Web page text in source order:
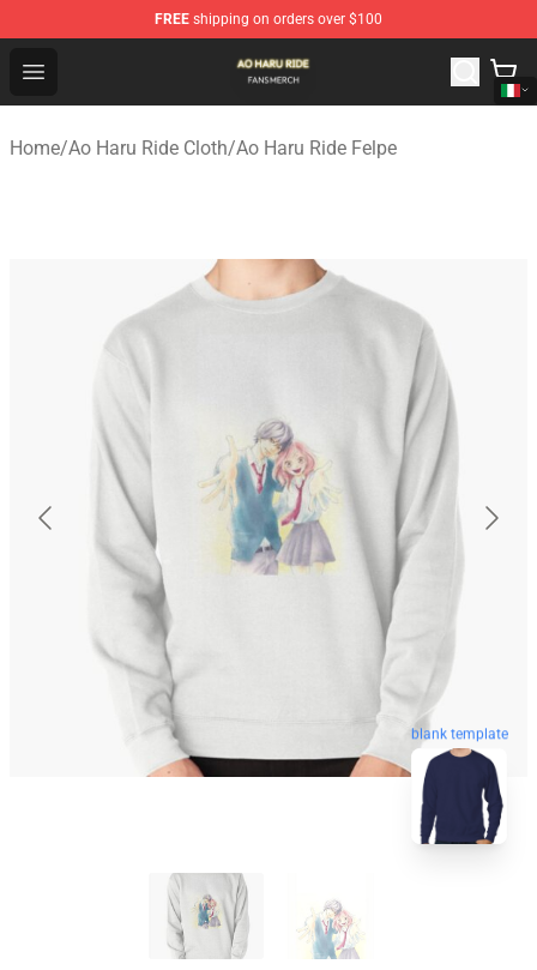
FREE shipping on orders over $100
Open menu
Ao Haru Ride Shop - Official Ao Haru Ride Merchandise
Home/Ao Haru Ride Cloth/Ao Haru Ride Felpe
blank template